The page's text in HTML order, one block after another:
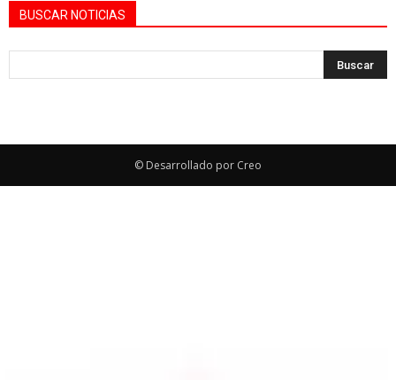
BUSCAR NOTICIAS
© Desarrollado por Creo